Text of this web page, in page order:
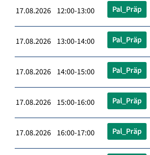
17.08.2026 12:00-13:00 Pal_Präp
17.08.2026 13:00-14:00 Pal_Präp
17.08.2026 14:00-15:00 Pal_Präp
17.08.2026 15:00-16:00 Pal_Präp
17.08.2026 16:00-17:00 Pal_Präp